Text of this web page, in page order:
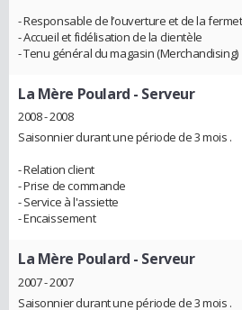
- Responsable de l’ouverture et de la
- Accueil et fidélisation de la clientèle
- Tenu général du magasin (Merchandising)
La Mère Poulard - Serveur
2008 - 2008
Saisonnier durant une période de 3 mois .
- Relation client
- Prise de commande
- Service à l'assiette
- Encaissement
La Mère Poulard - Serveur
2007 - 2007
Saisonnier durant une période de 3 mois .